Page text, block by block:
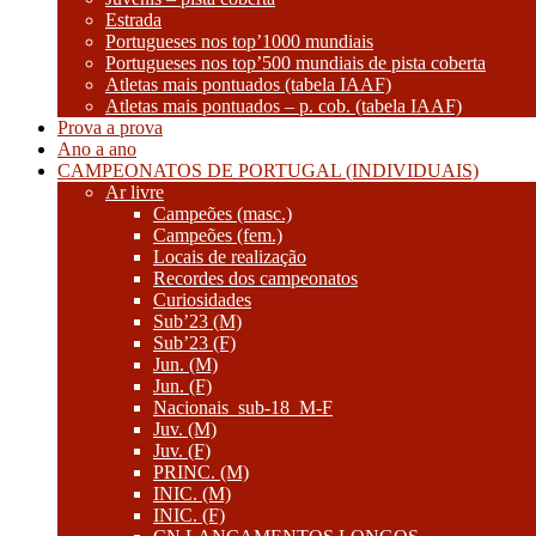
Estrada
Portugueses nos top’1000 mundiais
Portugueses nos top’500 mundiais de pista coberta
Atletas mais pontuados (tabela IAAF)
Atletas mais pontuados – p. cob. (tabela IAAF)
Prova a prova
Ano a ano
CAMPEONATOS DE PORTUGAL (INDIVIDUAIS)
Ar livre
Campeões (masc.)
Campeões (fem.)
Locais de realização
Recordes dos campeonatos
Curiosidades
Sub’23 (M)
Sub’23 (F)
Jun. (M)
Jun. (F)
Nacionais_sub-18_M-F
Juv. (M)
Juv. (F)
PRINC. (M)
INIC. (M)
INIC. (F)